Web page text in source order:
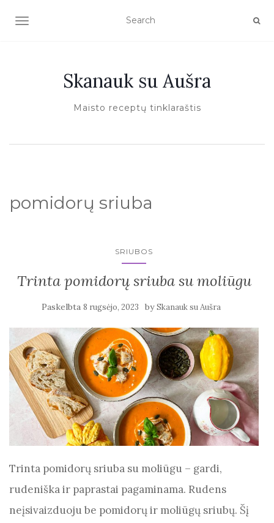
TOGGLE NAVIGATION
Skanauk su Aušra
Maisto receptų tinklaraštis
pomidorų sriuba
SRIUBOS
Trinta pomidorų sriuba su moliūgu
Paskelbta 8 rugsėjo, 2023 bySkanauk su Aušra
Trinta pomidorų sriuba su moliūgu – gardi,
rudeniška ir paprastai pagaminama. Rudens
neįsivaizduoju be pomidorų ir moliūgų sriubų. Šį